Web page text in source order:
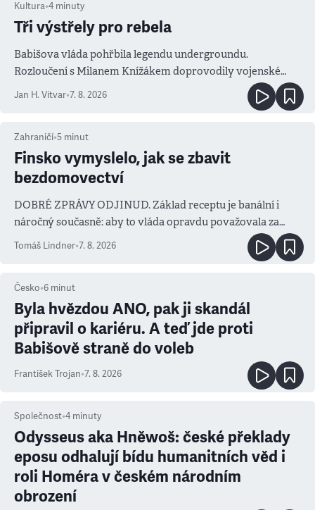
Kultura•4 minuty
Tři výstřely pro rebela
Babišova vláda pohřbila legendu undergroundu.
Rozloučení s Milanem Knížákem doprovodily vojenské
salvy i kritika pokrokářů
Jan H. Vitvar•7. 8. 2026
Zahraničí•5 minut
Finsko vymyslelo, jak se zbavit
bezdomovectví
DOBRÉ ZPRÁVY ODJINUD. Základ receptu je banální i
náročný současně: aby to vláda opravdu považovala za
prioritu
Tomáš Lindner•7. 8. 2026
Česko•6 minut
Byla hvězdou ANO, pak ji skandál
připravil o kariéru. A teď jde proti
Babišově straně do voleb
František Trojan•7. 8. 2026
Společnost•4 minuty
Odysseus aka Hněwoš: české překlady
eposu odhalují bídu humanitních věd i
roli Homéra v českém národním
obrození